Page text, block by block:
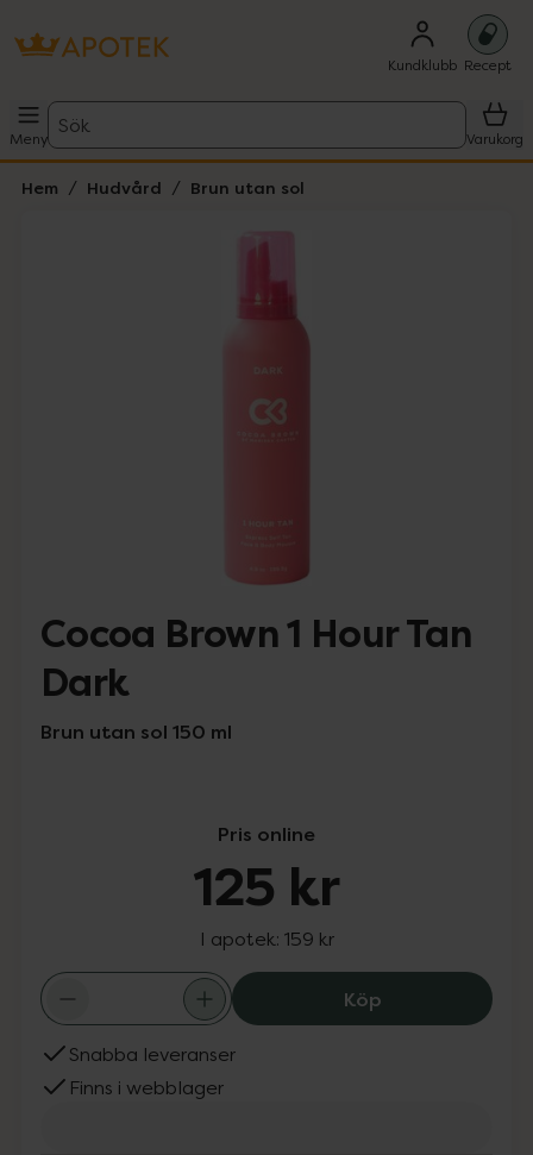
Kundklubb Recept
Meny
Sök
Varukorg
Hem Hudvård Brun utan sol
Cocoa Brown 1 Hour Tan
Dark
Brun utan sol 150 ml
Pris online
125 kr
I apotek: 159 kr
KöpCocoa Brown 1
Snabba leveranser
Finns i webblager